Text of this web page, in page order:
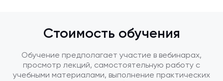
Стоимость обучения
Обучение предполагает участие в вебинарах,
просмотр лекций, самостоятельную работу с
учебными материалами, выполнение практических